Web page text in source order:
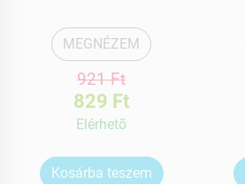
MEGNÉZEM
921 Ft
829 Ft
Elérhetõ
Kosárba teszem